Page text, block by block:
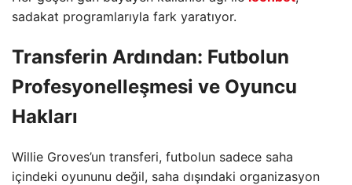
sadakat programlarıyla fark yaratıyor.
Transferin Ardından: Futbolun
Profesyonelleşmesi ve Oyuncu
Hakları
Willie Groves’un transferi, futbolun sadece saha
içindeki oyununu değil, saha dışındaki organizasyon